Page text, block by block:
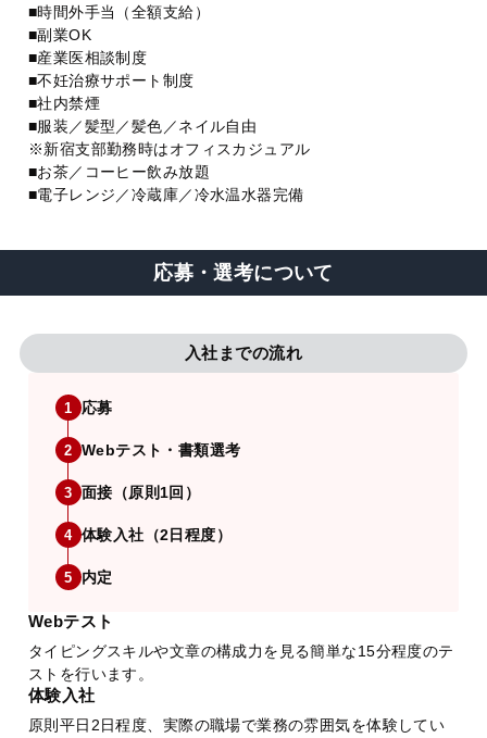
■時間外手当（全額支給）
■副業OK
■産業医相談制度
■不妊治療サポート制度
■社内禁煙
■服装／髪型／髪色／ネイル自由
※新宿支部勤務時はオフィスカジュアル
■お茶／コーヒー飲み放題
■電子レンジ／冷蔵庫／冷水温水器完備
応募・選考について
入社までの流れ
1 応募
2 Webテスト・書類選考
3 面接（原則1回）
4 体験入社（2日程度）
5 内定
Webテスト
タイピングスキルや文章の構成力を見る簡単な15分程度のテ
ストを行います。
体験入社
原則平日2日程度、実際の職場で業務の雰囲気を体験してい